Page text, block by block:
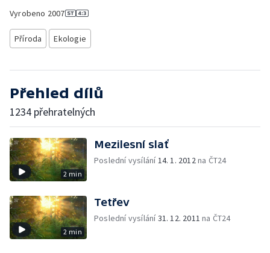
Vyrobeno 2007
Příroda Ekologie
Přehled dílů
1234 přehratelných
2 min
Mezilesní slať
Poslední vysílání14. 1. 2012na ČT24
2 min
Tetřev
Poslední vysílání31. 12. 2011 na ČT24